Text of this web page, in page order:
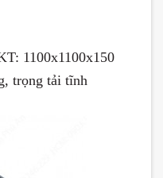
1100x1100x150
trọng tải tĩnh